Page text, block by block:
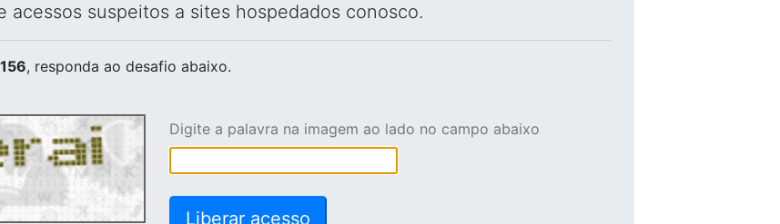
acessos suspeitos a sites hospedados conosco.
, responda ao desafio abaixo.
Digite a palavra na imagem ao lado no campo abaixo